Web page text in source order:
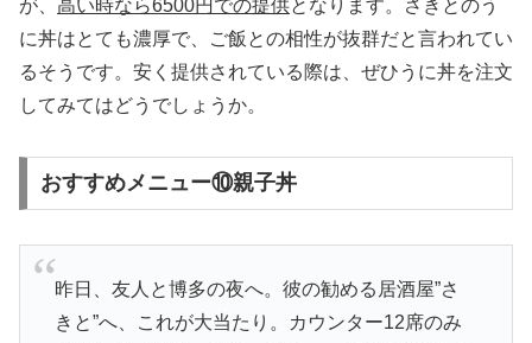
が、 高い時なら6500円での提供となります。さきとのう
に丼はとても濃厚で、ご飯との相性が抜群だと言われてい
るそうです。安く提供されている際は、ぜひうに丼を注文
してみてはどうでしょうか。
おすすめメニュー⑩親子丼
昨日、友人と博多の夜へ。彼の勧める居酒屋”さ
きと”へ、これが大当たり。カウンター12席のみ